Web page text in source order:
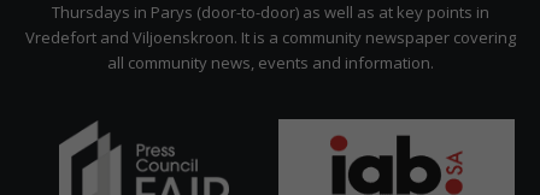
Thursdays in Parys (door-to-door) as well as at key points in
Vredefort and Viljoenskroon. It is a community newspaper covering
all community news, events and information.